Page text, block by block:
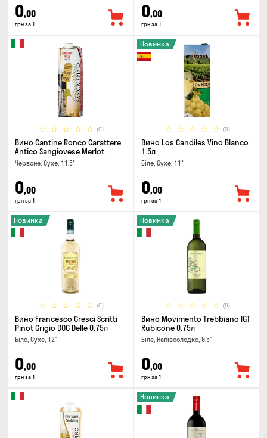
0,00
грн за 1
0,00
грн за 1
(0)
Вино Cantine Ronco Carattere
Antico Sangiovese Merlot
Rubicone IGT 1л
Червоне, Сухе, 11.5°
0,00
грн за 1
(0)
Новинка
Вино Los Candiles Vino Blanco
1.5л
Біле, Сухе, 11°
0,00
грн за 1
(0)
Новинка
Вино Francesco Cresci Scritti
Pinot Grigio DOC Delle 0.75л
Біле, Сухе, 12°
0,00
грн за 1
(0)
Новинка
Вино Movimento Trebbiano IGT
Rubicone 0.75л
Біле, Напівсолодке, 9.5°
0,00
грн за 1
Новинка